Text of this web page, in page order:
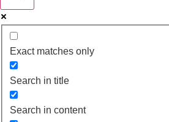
Exact matches only
Search in title
Search in content